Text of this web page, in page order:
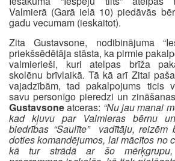
Valmierā (Garā ielā 10) piedāvās
gadu vecumam (ieskaitot).
Zita Gustavsone, nodibinājuma
priekšsēdētāja stāsta, ka pirmie
valmierieši, kuri atelpas brīža
skolēnu brīvlaikā. Tā kā arī Zitai
vajadzībām, tad pakalpojums ticis
savu personīgo pieredzi un
Gustavsoneatceras: “Nu jau manai
kad kļuvu par Valmieras bērnu
biedrības “Saulīte” vadītāju, reizēm
doties komandējumos, lai mācītos no
kā tur strādā ar šo mērķgrupu,